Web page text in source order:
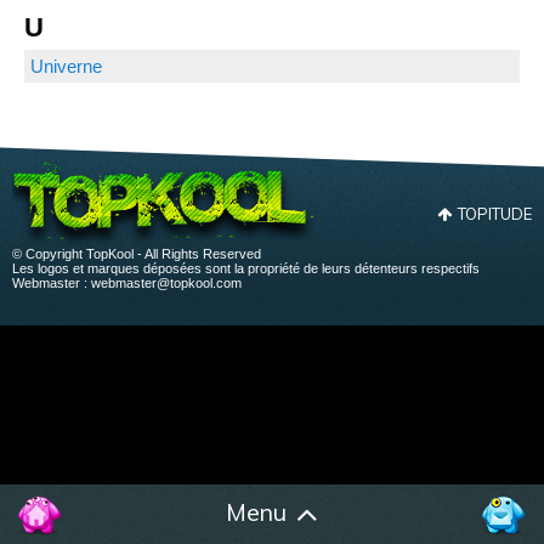
Menu
U
Univerne
TOPITUDE
© Copyright TopKool - All Rights Reserved
Les logos et marques déposées sont la propriété de leurs détenteurs respectifs
Webmaster : webmaster@topkool.com